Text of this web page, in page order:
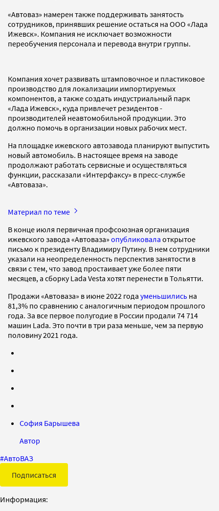
«Автоваз» намерен также поддерживать занятость
сотрудников, принявших решение остаться на ООО «Лада
Ижевск». Компания не исключает возможности
переобучения персонала и перевода внутри группы.
Компания хочет развивать штамповочное и пластиковое
производство для локализации импортируемых
компонентов, а также создать индустриальный парк
«Лада Ижевск», куда привлечет резидентов -
производителей неавтомобильной продукции. Это
должно помочь в организации новых рабочих мест.
На площадке ижевского автозавода планируют выпустить
новый автомобиль. В настоящее время на заводе
продолжают работать сервисные и осуществляться
функции, рассказали «Интерфаксу» в пресс-службе
«Автоваза».
Материал по теме
В конце июля первичная профсоюзная организация
ижевского завода «Автоваза» опубликовала открытое
письмо к президенту Владимиру Путину. В нем сотрудники
указали на неопределенность перспектив занятости в
связи с тем, что завод простаивает уже более пяти
месяцев, а сборку Lada Vesta хотят перенести в Тольятти.
Продажи «Автоваза» в июне 2022 года уменьшились на
81,3% по сравнению с аналогичным периодом прошлого
года. За все первое полугодие в России продали 74 714
машин Lada. Это почти в три раза меньше, чем за первую
половину 2021 года.
София Барышева
Автор
#АвтоВАЗ
Подписаться
Информация: